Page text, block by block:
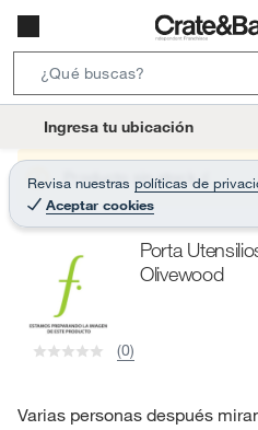
t
o
Ingresa tu ubicación
Revisa nuestras políticas de
Aceptar cookies
Producto sin stock :(
Porta
Olivewood
(0)
Varias personas después